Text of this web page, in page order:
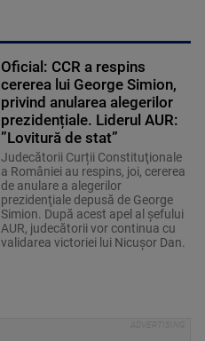
Oficial: CCR a respins
cererea lui George Simion,
privind anularea alegerilor
prezidențiale. Liderul AUR:
”Lovitură de stat”
Judecătorii Curții Constituţionale
a României au respins, joi, cererea
de anulare a alegerilor
prezidenţiale depusă de George
Simion. După acest apel al șefului
AUR, judecătorii vor continua cu
validarea victoriei lui Nicușor Dan.